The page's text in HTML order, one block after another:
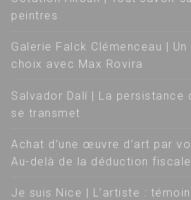
peintres
Galerie Falck Clémenceau |
choix avec Max Rovira
Salvador Dalí | La persistance
se transmet
Achat d’une œuvre d’art par
Au-delà de la déduction fiscale
Je suis Nice | L’artiste :